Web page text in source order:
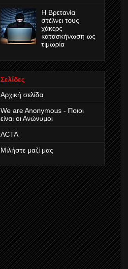
Η Βρετανία
στέλνει τους
χάκερς
κατασκήνωση ως
τιμωρία
Σελίδες
Αρχική σελίδα
We are Anonymous - Ποιοι
είναι οι Ανώνυμοι
ACTA
Μιλήστε μαζί μας